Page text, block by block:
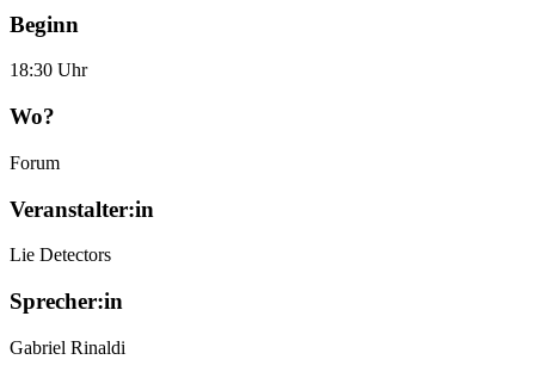
Beginn
18:30 Uhr
Wo?
Forum
Veranstalter:in
Lie Detectors
Sprecher:in
Gabriel Rinaldi